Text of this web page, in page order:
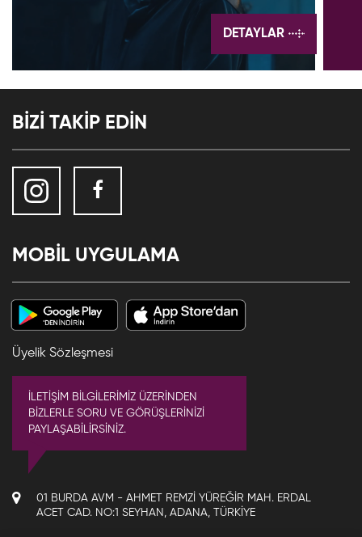
DETAYLAR
BİZİ TAKİP EDİN
MOBİL UYGULAMA
Üyelik Sözleşmesi
İLETİŞİM BİLGİLERİMİZ ÜZERİNDEN
BİZLERLE SORU VE GÖRÜŞLERİNİZİ
PAYLAŞABİLİRSİNİZ.
01 BURDA AVM - AHMET REMZI YÜREĞIR MAH. ERDAL
ACET CAD. NO:1 SEYHAN, ADANA, TÜRKIYE